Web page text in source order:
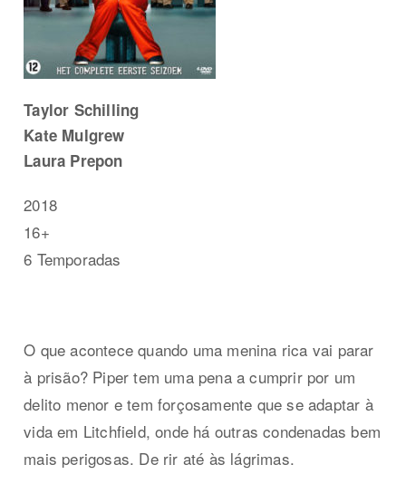
Taylor Schilling
Kate Mulgrew
Laura Prepon
2018
16+
6 Temporadas
O que acontece quando uma menina rica vai parar
à prisão? Piper tem uma pena a cumprir por um
delito menor e tem forçosamente que se adaptar à
vida em Litchfield, onde há outras condenadas bem
mais perigosas. De rir até às lágrimas.